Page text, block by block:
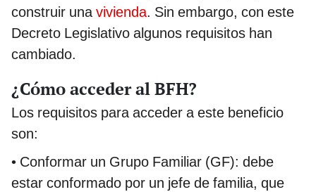
construir una vivienda. Sin embargo, con este
Decreto Legislativo algunos requisitos han
cambiado.
¿Cómo acceder al BFH?
Los requisitos para acceder a este beneficio
son:
• Conformar un Grupo Familiar (GF): debe
estar conformado por un jefe de familia, que